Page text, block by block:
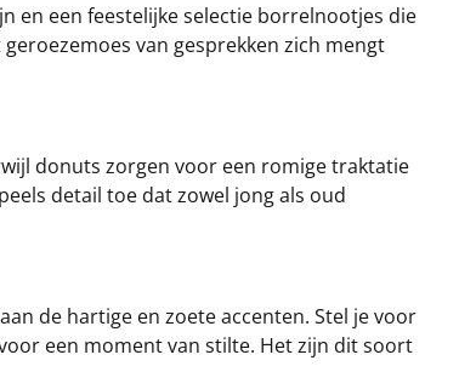
en een feestelijke selectie borrelnootjes die
van gesprekken zich mengt
donuts zorgen voor een romige traktatie
detail toe dat zowel jong als oud
de hartige en zoete accenten. Stel je voor
een moment van stilte. Het zijn dit soort